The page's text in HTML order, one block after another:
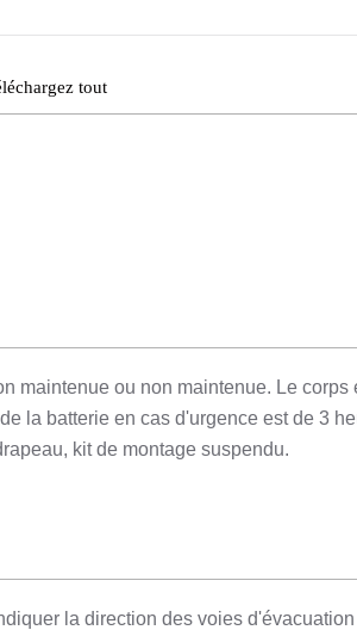
tout
maintenue ou non maintenue. Le
la batterie en cas d'urgence est de 3
kit de montage suspendu.
la direction des voies